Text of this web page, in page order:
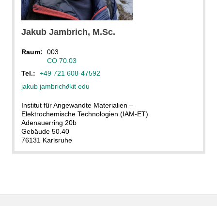
Jakub Jambrich, M.Sc.
Raum:
003
CO 70.03
Tel.:
+49 721 608-47592
jakub jambrich∂kit edu
Institut für Angewandte Materialien –
Elektrochemische Technologien (IAM-ET)
Adenauerring 20b
Gebäude 50.40
76131 Karlsruhe